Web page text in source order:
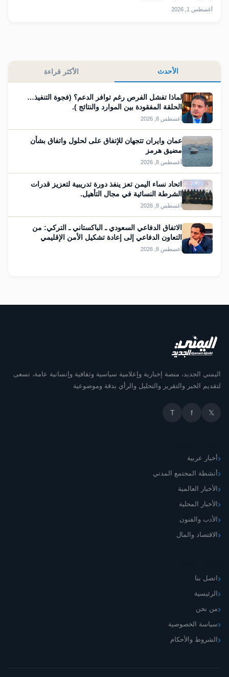
أغسطس 1, 2026
الأحدث الأكثر قراءة
لماذا تفشل الفرص رغم توافر الدعم؟ (فجوة التنفيذ…
الحلقة المفقودة بين الموارد والنتائج ).
أغسطس 8, 2026
عمان وايران تتجهان للإتفاق على لحلول واتفاق بشأن
مضيق هرمز
أغسطس 8, 2026
اتحاد نساء اليمن تعز ينفذ دورة تدريبية لتعزيز قدرات
الشرطة النسائية في مجال التأهيل.
أغسطس 8, 2026
الاتفاق الدفاعي السعودي ـ الباكستاني ـ التركي: من
التعاون الدفاعي إلى إعادة تشكيل الأمن الإقليمي
أغسطس 8, 2026
اليمني الجديد، منصة إخبارية وإعلامية سياسية وثقافية وإنسانية عامة، تسعى
لتقديم الخبر والتقرير والتحليل والرأي بدقة وموضوعية
𝕏
f
T
أخبار عربية
أنشطة المجتمع المدني
الأخبار العالمية
الأخبار المحلية
الأدب والفنون
الاقتصاد والمال
اتصل بنا
الرئيسية
من نحن
سياسة الخصوصية
الشروط والأحكام